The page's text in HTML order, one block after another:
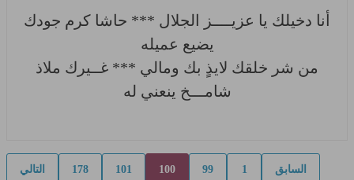
أنا دخيلك يا عزيــــز الجلال *** حاشا كرم جودك
يضيع عميله
من شر خلقك لايذٍ بك ومالي *** غــيرك ملاذ
شامـــخ ينعني له
السابق 1
99
100
101
178 التالي